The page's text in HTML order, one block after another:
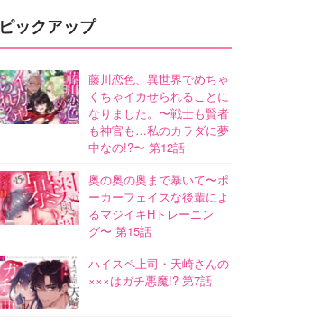
ピックアップ
藤川恋色、異世界でめちゃ
くちゃイカせられることに
なりました。〜戦士も賢者
も神官も…私のカラダに夢
中なの!?〜 第12話
奥の奥の奥まで暴いて〜ポ
ーカーフェイスな後輩によ
るマジイキHトレーニン
グ〜 第15話
ハイスペ上司・天崎さんの
×××はガチ悪魔!? 第7話